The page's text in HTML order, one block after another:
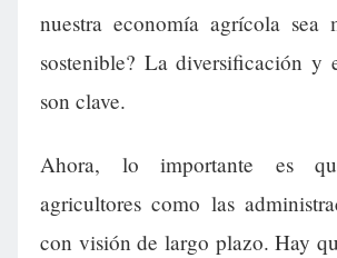
nuestra economía agrícola sea
sostenible? La diversificación y
son clave.
Ahora, lo importante es
agricultores como las
con visión de largo plazo. Hay